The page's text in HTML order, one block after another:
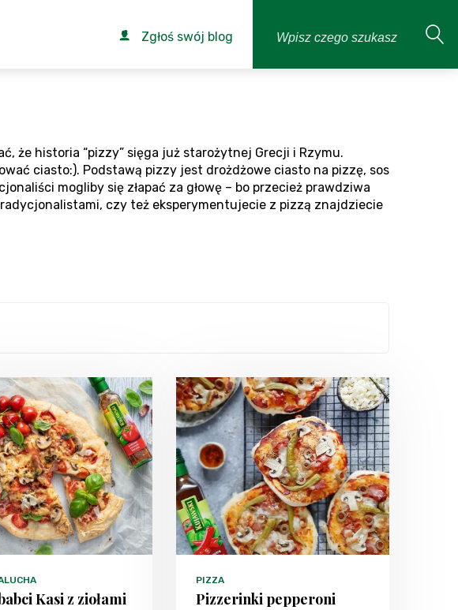
Zgłoś swój blog
że historia “pizzy” sięga już starożytnej Grecji i Rzymu.
ciasto:). Podstawą pizzy jest drożdżowe ciasto na pizzę, sos
mogliby się złapać za głowę – bo przecież prawdziwa
czy też eksperymentujecie z pizzą znajdziecie
Kasi z ziołami
PIZZA
Pizzerinki pepperoni